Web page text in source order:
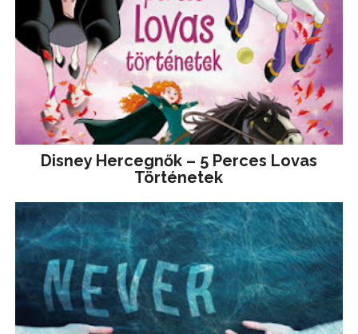
Disney ​Hercegnők – 5 Perces Lovas
Történetek